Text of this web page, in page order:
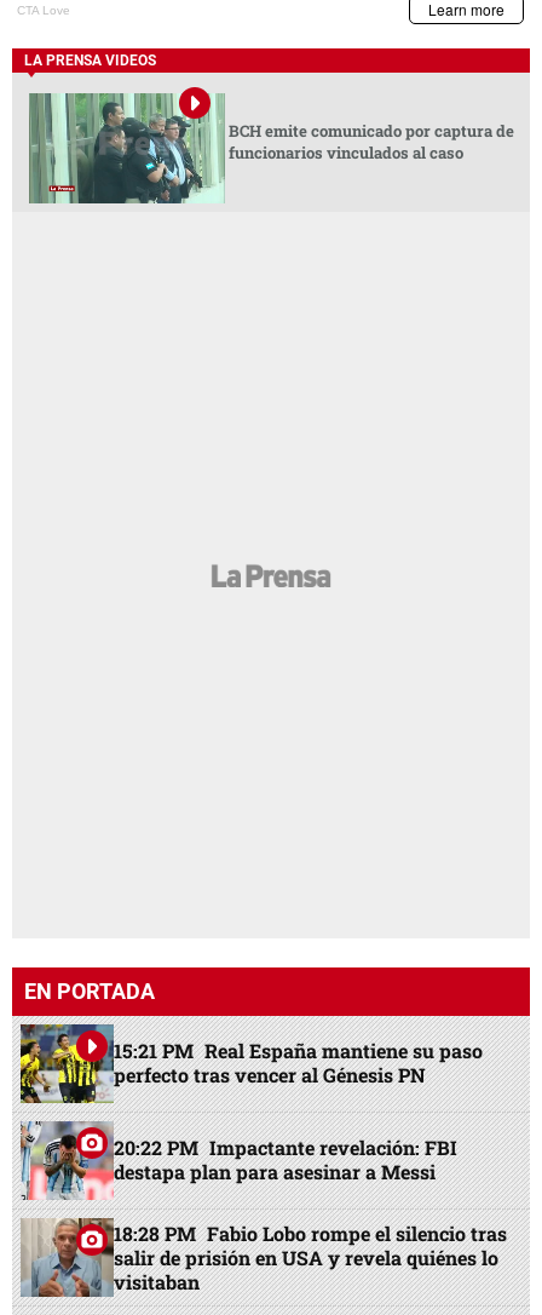
LA PRENSA VIDEOS
BCH emite comunicado por captura de
funcionarios vinculados al caso
EN PORTADA
15:21 PM Real España mantiene su paso
perfecto tras vencer al Génesis PN
20:22 PM Impactante revelación: FBI
destapa plan para asesinar a Messi
18:28 PM Fabio Lobo rompe el silencio tras
salir de prisión en USA y revela quiénes lo
visitaban